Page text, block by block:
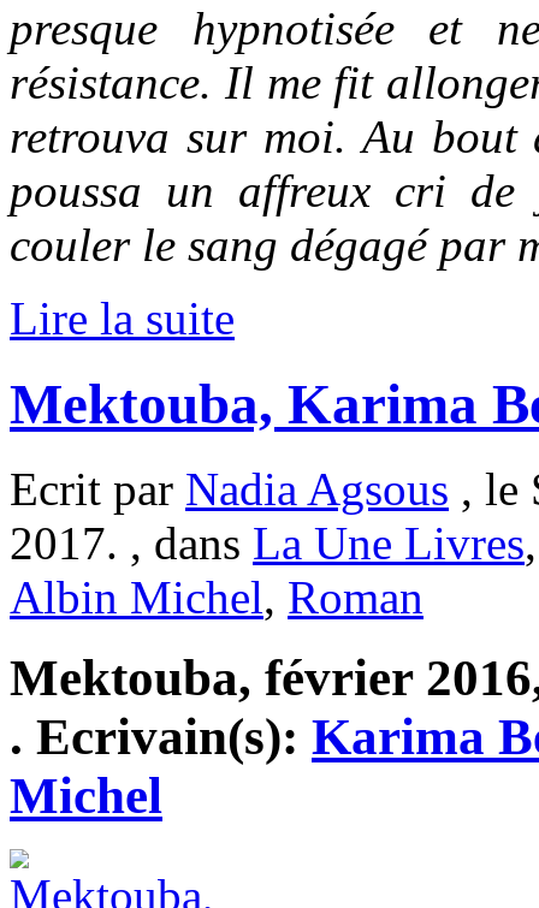
presque hypnotisée et
résistance. Il me fit
retrouva sur moi. Au bout
poussa un affreux cri de
couler le sang dégagé par
Lire la suite
Mektouba, Karima
Ecrit par Nadia Agsous , le
2017. , dans La Une Livres
Albin Michel, Roman
Mektouba, février
. Ecrivain(s): Karima
Michel